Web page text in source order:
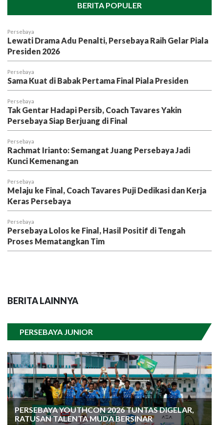
BERITA POPULER
Persebaya
Lewati Drama Adu Penalti, Persebaya Raih Gelar Piala
Presiden 2026
Persebaya
Sama Kuat di Babak Pertama Final Piala Presiden
Persebaya
Tak Gentar Hadapi Persib, Coach Tavares Yakin
Persebaya Siap Berjuang di Final
Persebaya
Rachmat Irianto: Semangat Juang Persebaya Jadi
Kunci Kemenangan
Persebaya
Melaju ke Final, Coach Tavares Puji Dedikasi dan Kerja
Keras Persebaya
Persebaya
Persebaya Lolos ke Final, Hasil Positif di Tengah
Proses Mematangkan Tim
BERITA LAINNYA
PERSEBAYA JUNIOR
PERSEBAYA YOUTHCON 2026 TUNTAS DIGELAR,
RATUSAN TALENTA MUDA BERSINAR